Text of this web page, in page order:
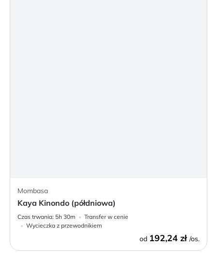
Mombasa
Kaya Kinondo (półdniowa)
Czas trwania: 5h 30m
Transfer w cenie
Wycieczka z przewodnikiem
od 192,24 zł /os.